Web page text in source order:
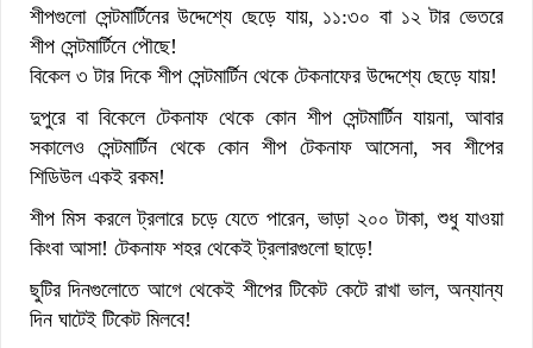
শীপগুলো সেন্টমার্টিনের উদ্দেশ্যে ছেড়ে যায়, ১১:৩০ বা ১২ টার ভেতরে
শীপ সেন্টমার্টিনে পৌছে!
বিকেল ৩ টার দিকে শীপ সেন্টমার্টিন থেকে টেকনাফের উদ্দেশ্যে ছেড়ে যায়!
দুপুরে বা বিকেলে টেকনাফ থেকে কোন শীপ সেন্টমার্টিন যায়না, আবার
সকালেও সেন্টমার্টিন থেকে কোন শীপ টেকনাফ আসেনা, সব শীপের
শিডিউল একই রকম!
শীপ মিস করলে ট্রলারে চড়ে যেতে পারেন, ভাড়া ২০০ টাকা, শুধু যাওয়া
কিংবা আসা! টেকনাফ শহর থেকেই ট্রলারগুলো ছাড়ে!
ছুটির দিনগুলোতে আগে থেকেই শীপের টিকেট কেটে রাখা ভাল, অন্যান্য
দিন ঘাটেই টিকেট মিলবে!